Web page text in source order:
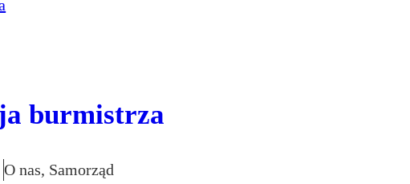
burmistrza
O nas, Samorząd